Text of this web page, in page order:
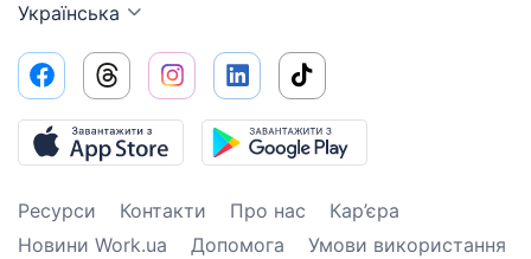
Українська
Ресурси Контакти Про нас
Кар’єра
Новини Work.ua
Допомога Умови використання